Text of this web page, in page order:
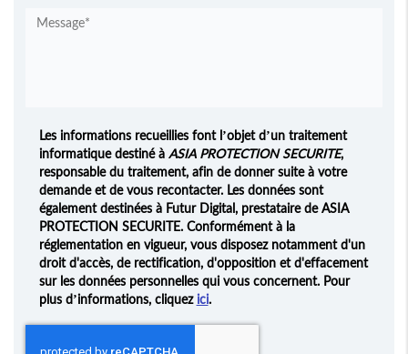
Les informations recueillies font l’objet d’un traitement
informatique destiné àASIA PROTECTION SECURITE,
responsable du traitement, afin de donner suite à votre
demande et de vous recontacter. Les données sont
également destinées à Futur Digital, prestataire de ASIA
PROTECTION SECURITE. Conformément à la
réglementation en vigueur, vous disposez notamment d'un
droit d'accès, de rectification, d'opposition et d'effacement
sur les données personnelles qui vous concernent. Pour
plus d’informations, cliquezici.